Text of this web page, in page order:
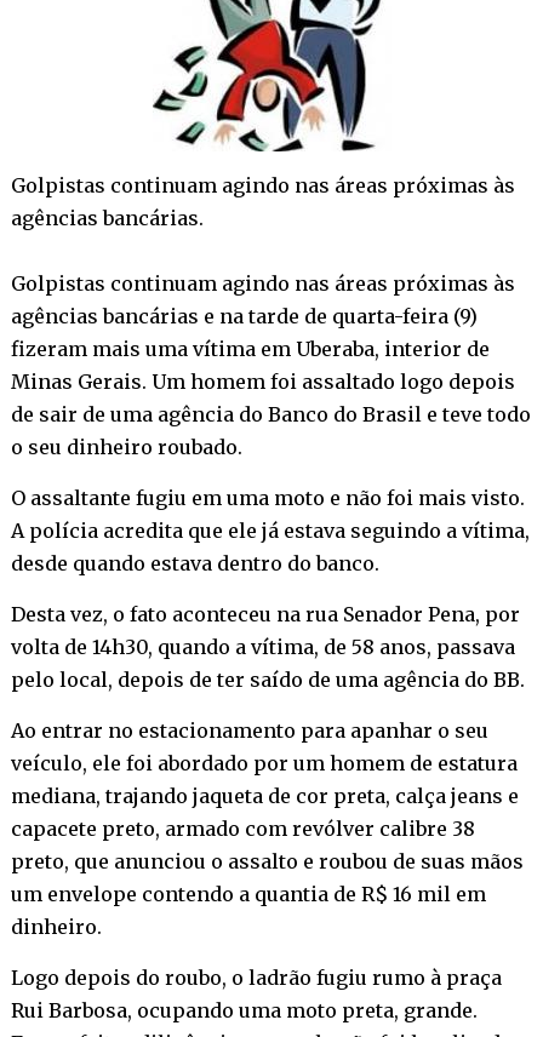
Golpistas continuam agindo nas áreas próximas às
agências bancárias.
Golpistas continuam agindo nas áreas próximas às
agências bancárias e na tarde de quarta-feira (9)
fizeram mais uma vítima em Uberaba, interior de
Minas Gerais. Um homem foi assaltado logo depois
de sair de uma agência do Banco do Brasil e teve todo
o seu dinheiro roubado.
O assaltante fugiu em uma moto e não foi mais visto.
A polícia acredita que ele já estava seguindo a vítima,
desde quando estava dentro do banco.
Desta vez, o fato aconteceu na rua Senador Pena, por
volta de 14h30, quando a vítima, de 58 anos, passava
pelo local, depois de ter saído de uma agência do BB.
Ao entrar no estacionamento para apanhar o seu
veículo, ele foi abordado por um homem de estatura
mediana, trajando jaqueta de cor preta, calça jeans e
capacete preto, armado com revólver calibre 38
preto, que anunciou o assalto e roubou de suas mãos
um envelope contendo a quantia de R$ 16 mil em
dinheiro.
Logo depois do roubo, o ladrão fugiu rumo à praça
Rui Barbosa, ocupando uma moto preta, grande.